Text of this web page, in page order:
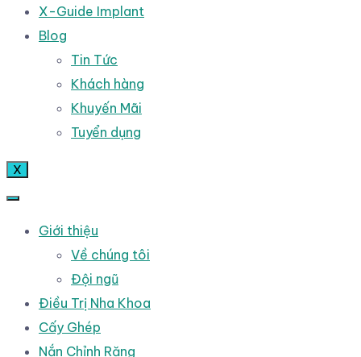
X-Guide Implant
Blog
Tin Tức
Khách hàng
Khuyến Mãi
Tuyển dụng
X
Giới thiệu
Về chúng tôi
Đội ngũ
Điều Trị Nha Khoa
Cấy Ghép
Nắn Chỉnh Răng